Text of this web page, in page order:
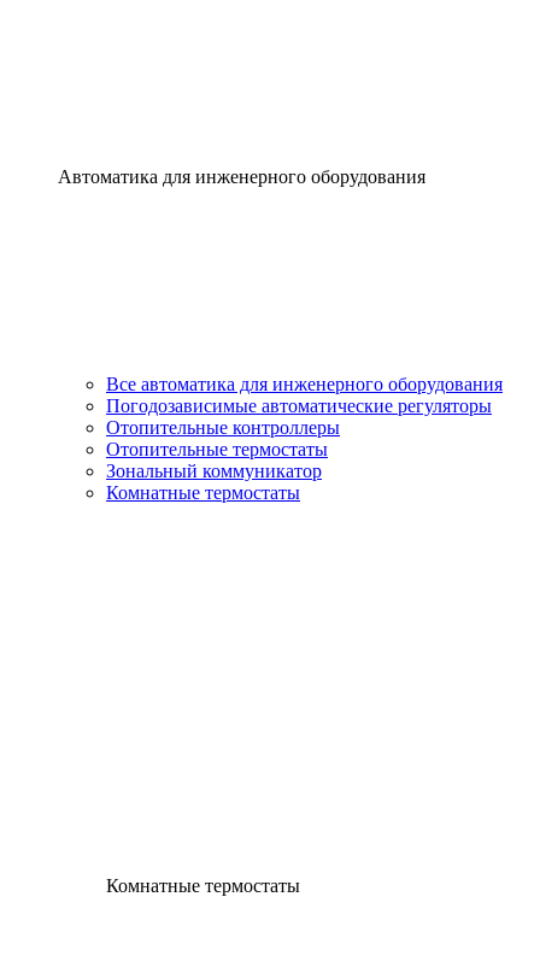
Автоматика для инженерного оборудования
Все автоматика для инженерного оборудования
Погодозависимые автоматические регуляторы
Отопительные контроллеры
Отопительные термостаты
Зональный коммуникатор
Комнатные термостаты
Комнатные термостаты